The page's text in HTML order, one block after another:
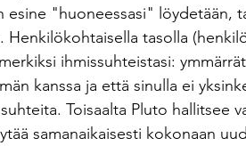
"huoneessasi" löydetään,
tasolla
ihmissuhteistasi:
kanssa ja että sinulla ei
Toisaalta Pluto hallitsee
samanaikaisesti kokonaan